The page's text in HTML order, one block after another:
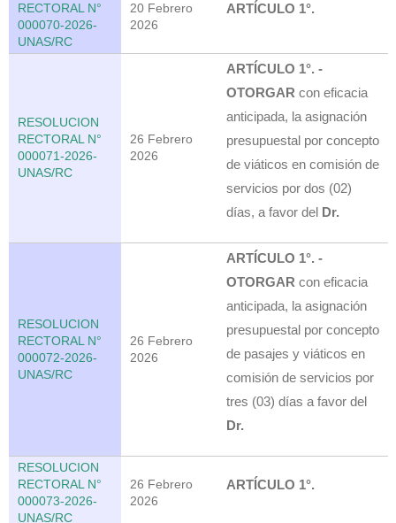
RECTORAL N°
000070-2026-
UNAS/RC
20 Febrero
2026
ARTÍCULO 1°.
RESOLUCION
RECTORAL N°
000071-2026-
UNAS/RC
26 Febrero
2026
ARTÍCULO 1°. -
OTORGARcon eficacia
anticipada, la asignación
presupuestal por concepto
de viáticos en comisión de
servicios por dos (02)
días, a favor del Dr.
RESOLUCION
RECTORAL N°
000072-2026-
UNAS/RC
26 Febrero
2026
ARTÍCULO 1°. -
OTORGARcon eficacia
anticipada, la asignación
presupuestal por concepto
de pasajes y viáticos en
comisión de servicios por
tres (03) días a favor del
Dr.
RESOLUCION
RECTORAL N°
000073-2026-
UNAS/RC
26 Febrero
2026
ARTÍCULO 1°.